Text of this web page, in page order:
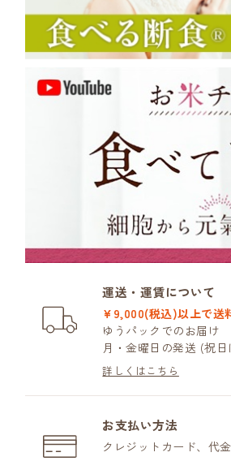
運送・運賃について
¥9,000(税込)以上で送
ゆうパックでのお届け
月・金曜日の発送 (祝
詳しくはこちら
お支払い方法
クレジットカード、代